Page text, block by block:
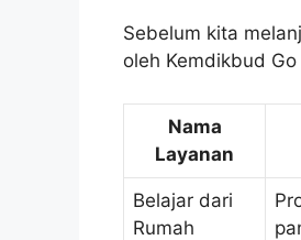
Sebelum kita
oleh Kemdikbud
Nama
Layanan
Belajar dari
Rumah